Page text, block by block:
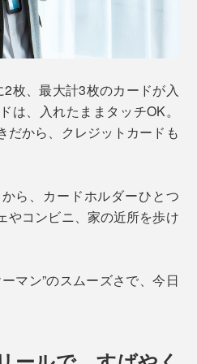
枚、最大計3枚のカードが入
は、入れたままタッチOK。
だから、クレジットカードも
ら、カードホルダーひとつ
やコンビニ、家の近所を歩け
マン”のスムーズさで、今日